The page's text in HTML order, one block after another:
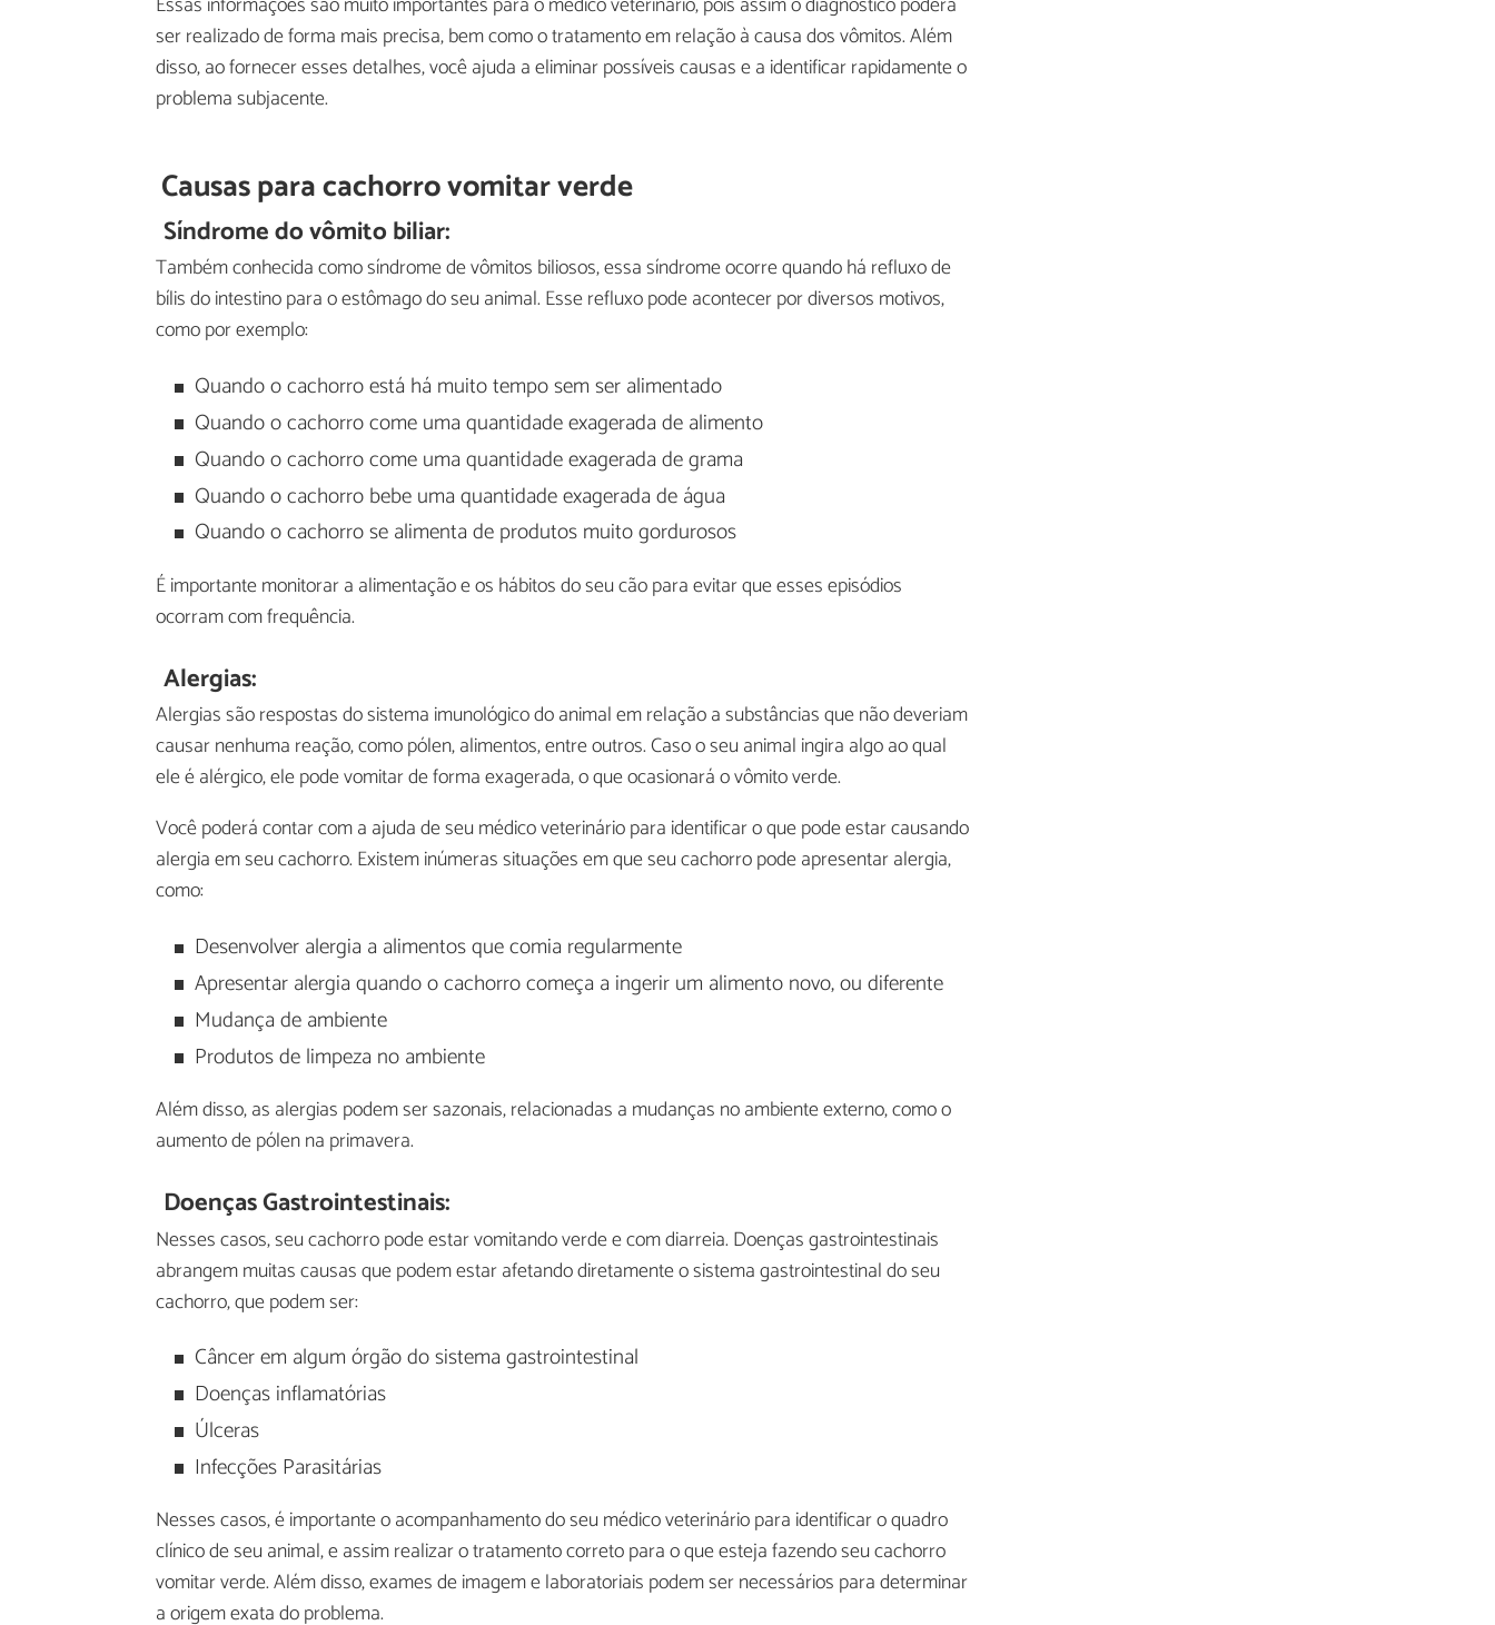
ser realizado de forma mais precisa, bem como o tratamento em relação à causa dos vômitos. Além
disso, ao fornecer esses detalhes, você ajuda a eliminar possíveis causas e a identificar rapidamente o
problema subjacente.
Causas para cachorro vomitar verde
Síndrome do vômito biliar:
Também conhecida como síndrome de vômitos biliosos, essa síndrome ocorre quando há refluxo de
bílis do intestino para o estômago do seu animal. Esse refluxo pode acontecer por diversos motivos,
como por exemplo:
Quando o cachorro está há muito tempo sem ser alimentado
Quando o cachorro come uma quantidade exagerada de alimento
Quando o cachorro come uma quantidade exagerada de grama
Quando o cachorro bebe uma quantidade exagerada de água
Quando o cachorro se alimenta de produtos muito gordurosos
É importante monitorar a alimentação e os hábitos do seu cão para evitar que esses episódios
ocorram com frequência.
Alergias:
Alergias são respostas do sistema imunológico do animal em relação a substâncias que não deveriam
causar nenhuma reação, como pólen, alimentos, entre outros. Caso o seu animal ingira algo ao qual
ele é alérgico, ele pode vomitar de forma exagerada, o que ocasionará o vômito verde.
Você poderá contar com a ajuda de seu médico veterinário para identificar o que pode estar causando
alergia em seu cachorro. Existem inúmeras situações em que seu cachorro pode apresentar alergia,
como:
Desenvolver alergia a alimentos que comia regularmente
Apresentar alergia quando o cachorro começa a ingerir um alimento novo, ou diferente
Mudança de ambiente
Produtos de limpeza no ambiente
Além disso, as alergias podem ser sazonais, relacionadas a mudanças no ambiente externo, como o
aumento de pólen na primavera.
Doenças Gastrointestinais:
Nesses casos, seu cachorro pode estar vomitando verde e com diarreia. Doenças gastrointestinais
abrangem muitas causas que podem estar afetando diretamente o sistema gastrointestinal do seu
cachorro, que podem ser:
Câncer em algum órgão do sistema gastrointestinal
Doenças inflamatórias
Úlceras
Infecções Parasitárias
Nesses casos, é importante o acompanhamento do seu médico veterinário para identificar o quadro
clínico de seu animal, e assim realizar o tratamento correto para o que esteja fazendo seu cachorro
vomitar verde. Além disso, exames de imagem e laboratoriais podem ser necessários para determinar
a origem exata do problema.